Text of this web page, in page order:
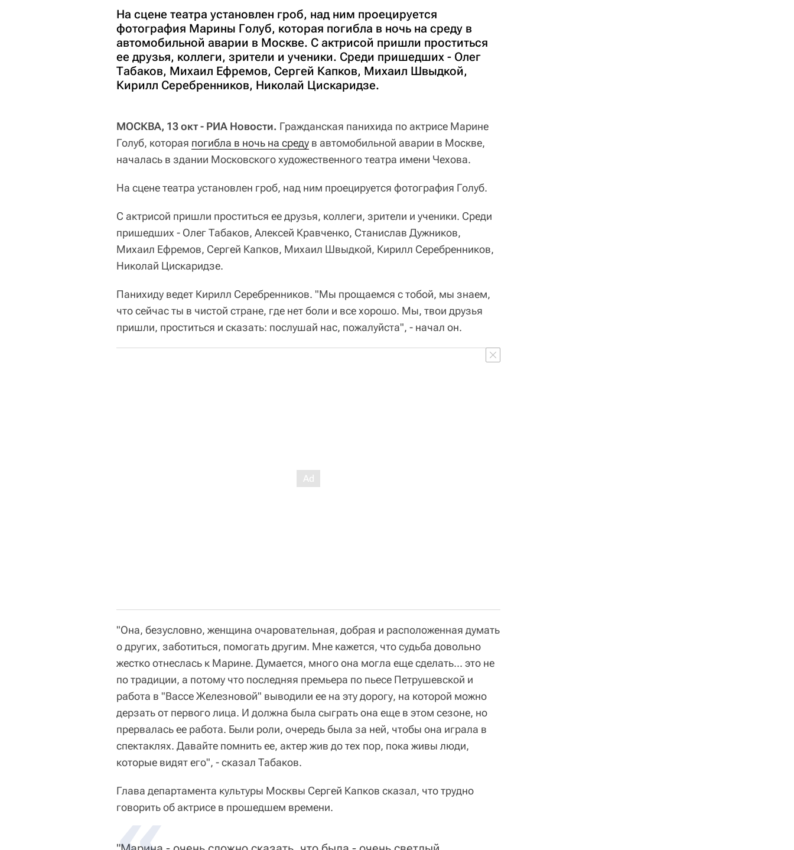
На сцене театра установлен гроб, над ним проецируется
фотография Марины Голуб, которая погибла в ночь на среду в
автомобильной аварии в Москве. С актрисой пришли проститься
ее друзья, коллеги, зрители и ученики. Среди пришедших - Олег
Табаков, Михаил Ефремов, Сергей Капков, Михаил Швыдкой,
Кирилл Серебренников, Николай Цискаридзе.
МОСКВА, 13 окт - РИА Новости. Гражданская панихида по актрисе Марине
Голуб, которая погибла в ночь на среду в автомобильной аварии в Москве,
началась в здании Московского художественного театра имени Чехова.
На сцене театра установлен гроб, над ним проецируется фотография Голуб.
С актрисой пришли проститься ее друзья, коллеги, зрители и ученики. Среди
пришедших - Олег Табаков, Алексей Кравченко, Станислав Дужников,
Михаил Ефремов, Сергей Капков, Михаил Швыдкой, Кирилл Серебренников,
Николай Цискаридзе.
Панихиду ведет Кирилл Серебренников. "Мы прощаемся с тобой, мы знаем,
что сейчас ты в чистой стране, где нет боли и все хорошо. Мы, твои друзья
пришли, проститься и сказать: послушай нас, пожалуйста", - начал он.
"Она, безусловно, женщина очаровательная, добрая и расположенная думать
о других, заботиться, помогать другим. Мне кажется, что судьба довольно
жестко отнеслась к Марине. Думается, много она могла еще сделать... это не
по традиции, а потому что последняя премьера по пьесе Петрушевской и
работа в "Вассе Железновой" выводили ее на эту дорогу, на которой можно
дерзать от первого лица. И должна была сыграть она еще в этом сезоне, но
прервалась ее работа. Были роли, очередь была за ней, чтобы она играла в
спектаклях. Давайте помнить ее, актер жив до тех пор, пока живы люди,
которые видят его", - сказал Табаков.
Глава департамента культуры Москвы Сергей Капков сказал, что трудно
говорить об актрисе в прошедшем времени.